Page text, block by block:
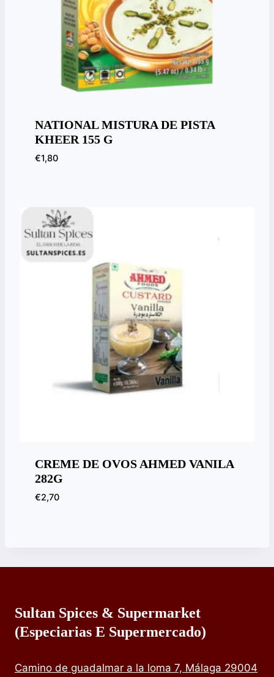
NATIONAL MISTURA DE PISTA
KHEER 155 G
€1,80
CREME DE OVOS AHMED VANILA
282G
€2,70
Sultan Spices & Supermarket
(especiarias E Supermercado)
Camino de guadalmar a la loma 7, Málaga 29004